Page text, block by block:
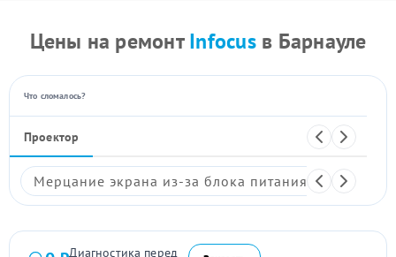
Цены на ремонтInfocusв Барнауле
Что сломалось?
Проектор
Мерцание экрана из-за блока питания
Диагностика перед